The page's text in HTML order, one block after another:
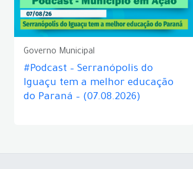
Governo Municipal
#Podcast – Serranópolis do
Iguaçu tem a melhor educação
do Paraná – (07.08.2026)